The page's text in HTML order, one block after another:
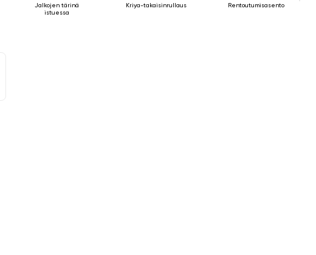
Jalkojen tärinä
istuessa
Kriya-takaisinrullaus Rentoutumisasento